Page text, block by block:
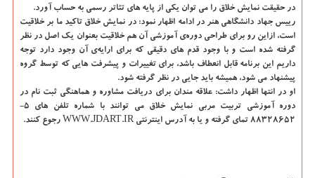
در حقیقت نمایش خلاق را می توان یكی از پایه های تئاتر رسمی به حساب آورد.
رییس جهاد دانشگاهی هنر در ادامه اظهار نمود: در نمایش خلاق تاكید ما بر خلاقیت
است، ازاین رو برای طراحی دوره‌ی آموزشی آن هم خلاقیت بعنوان یك اصل در نظر
گرفته شده است و با وجود قدم های دقیقی كه برای ارایه‌ی آن وجود دارد توجه
داریم این برنامه قابل انعطاف باشد، برای تغییرات و پیشرفت هایی كه توسط گروه
پیشنهاد می شود، همیشه باید جایی در نظر گرفته شود.
او در انتها اظهار داشت: علاقه مندان برای دریافت مشاوره و هماهنگی ثبت نام در
دوره آموزشی تربیت مربی نمایش خلاق می توانند با شماره تلفن های 5-
88328652 تمای گرفته و یا به آدرس اینترنتی WWW.JDART.IR رجوع كنند.